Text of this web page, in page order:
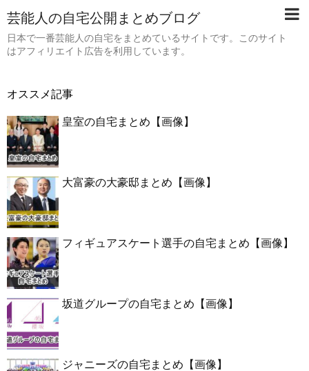
芸能人の自宅公開まとめブログ
日本で一番芸能人の自宅をまとめているサイトです。このサイト
はアフィリエイト広告を利用しています。
オススメ記事
皇室の自宅まとめ【画像】
大富豪の大豪邸まとめ【画像】
フィギュアスケート選手の自宅まとめ【画像】
坂道グループの自宅まとめ【画像】
ジャニーズの自宅まとめ【画像】